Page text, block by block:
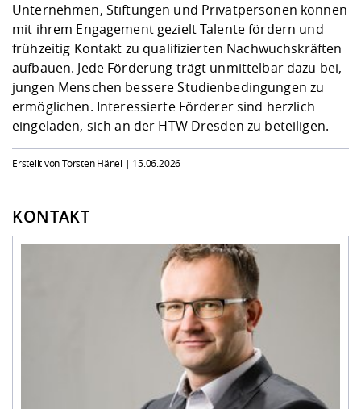
Unternehmen, Stiftungen und Privatpersonen können
mit ihrem Engagement gezielt Talente fördern und
frühzeitig Kontakt zu qualifizierten Nachwuchskräften
aufbauen. Jede Förderung trägt unmittelbar dazu bei,
jungen Menschen bessere Studienbedingungen zu
ermöglichen. Interessierte Förderer sind herzlich
eingeladen, sich an der HTW Dresden zu beteiligen.
Erstellt von Torsten Hänel | 15.06.2026
KONTAKT